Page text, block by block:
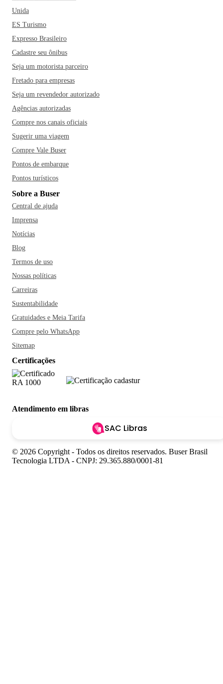
Unida
ES Turismo
Expresso Brasileiro
Cadastre seu ônibus
Seja um motorista parceiro
Fretado para empresas
Seja um revendedor autorizado
Agências autorizadas
Compre nos canais oficiais
Sugerir uma viagem
Compre Vale Buser
Pontos de embarque
Pontos turísticos
Sobre a Buser
Central de ajuda
Imprensa
Notícias
Blog
Termos de uso
Nossas políticas
Carreiras
Sustentabilidade
Gratuidades e Meia Tarifa
Compre pelo WhatsApp
Sitemap
Certificações
Atendimento em libras
SAC Libras
© 2026 Copyright - Todos os direitos reservados. Buser Brasil
Tecnologia LTDA - CNPJ: 29.365.880/0001-81